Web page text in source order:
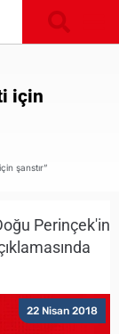
için
şanstır”
Perinçek'in
22 Nisan 2018